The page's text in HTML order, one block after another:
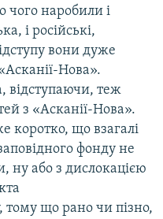
чого наробили і
і російські,
вони дуже
Нова».
відступаючи, теж
з «Асканії-Нова».
коротко, що взагалі
фонду не
ну або з дислокацією
тому що рано чи пізно,